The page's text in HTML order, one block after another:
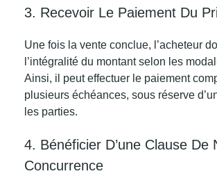
3. Recevoir Le Paiement Du
Une fois la vente conclue, l’acheteur
l’intégralité du montant selon les
Ainsi, il peut effectuer le paiement
plusieurs échéances, sous réserve
les parties.
4. Bénéficier D’une Clause De
Concurrence